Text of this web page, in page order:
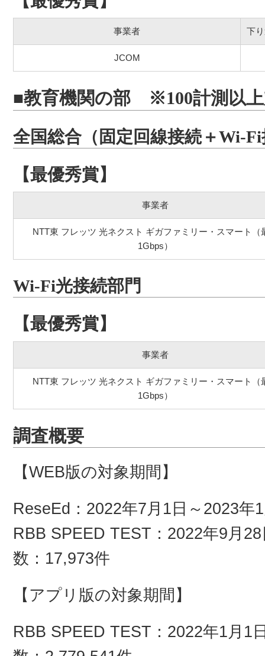
事業者 下
JCOM
■教育機関の部 ※100計測以
全国総合（固定回線接続＋Wi-
【最優秀賞】
事業者
NTT東 フレッツ 光ネクスト ギガファミリー・スマート（
1Gbps）
Wi-Fi光接続部門
【最優秀賞】
事業者
NTT東 フレッツ 光ネクスト ギガファミリー・スマート（
1Gbps）
調査概要
【WEB版の対象期間】
ReseEd：2022年7月1日～2023
RBB SPEED TEST：2022年9月
数：17,973件
【アプリ版の対象期間】
RBB SPEED TEST：2022年1月